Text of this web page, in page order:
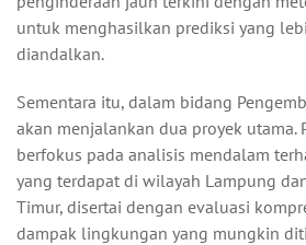
untuk menghasilkan prediksi yang
diandalkan.
Sementara itu, dalam bidang
akan menjalankan dua proyek utama.
berfokus pada analisis mendalam
yang terdapat di wilayah Lampung
Timur, disertai dengan evaluasi
dampak lingkungan yang mungkin